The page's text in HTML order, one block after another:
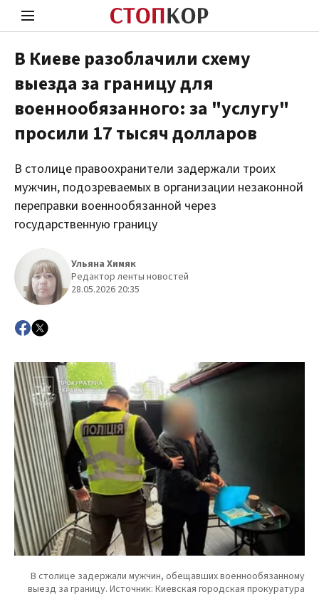
Стоп Политической Коррупции
В Киеве разоблачили схему
выезда за границу для
военнообязанного: за "услугу"
просили 17 тысяч долларов
В столице правоохранители задержали троих
мужчин, подозреваемых в организации незаконной
переправки военнообязанной через
государственную границу
Ульяна Химяк
Редактор ленты новостей
28.05.2026 20:35